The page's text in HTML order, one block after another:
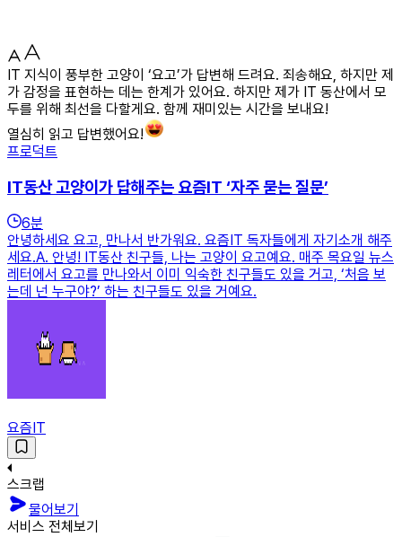
IT 지식이 풍부한 고양이 ‘요고’가 답변해 드려요. 죄송해요, 하지만 제
가 감정을 표현하는 데는 한계가 있어요. 하지만 제가 IT 동산에서 모
두를 위해 최선을 다할게요. 함께 재미있는 시간을 보내요!
열심히 읽고 답변했어요!
프로덕트
IT동산 고양이가 답해주는 요즘IT ‘자주 묻는 질문’
6분
안녕하세요 요고, 만나서 반가워요. 요즘IT 독자들에게 자기소개 해주
세요.A. 안녕! IT동산 친구들, 나는 고양이 요고예요. 매주 목요일 뉴스
레터에서 요고를 만나와서 이미 익숙한 친구들도 있을 거고, ‘처음 보
는데 넌 누구야?’ 하는 친구들도 있을 거예요.
요즘IT
스크랩
물어보기
서비스 전체보기